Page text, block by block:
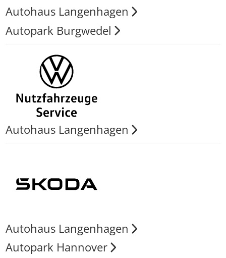
Autohaus Langenhagen
Autopark Burgwedel
Autohaus Langenhagen
Autohaus Langenhagen
Autopark Hannover